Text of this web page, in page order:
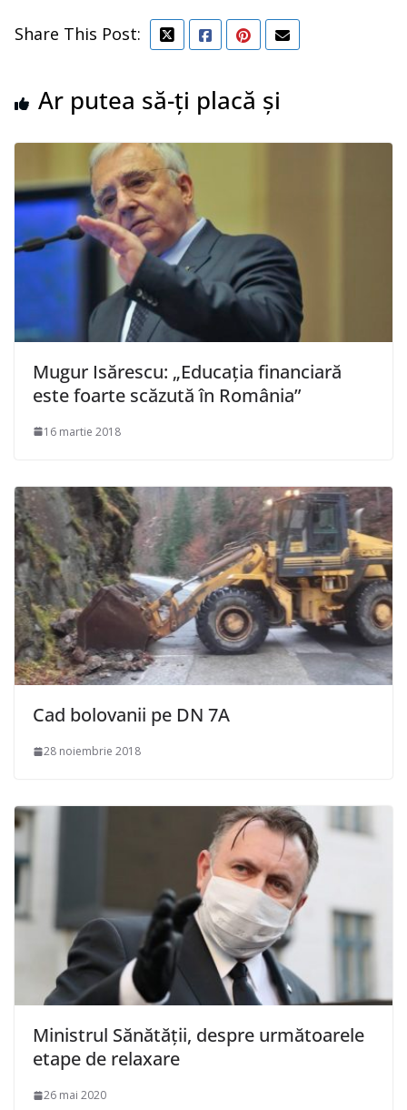
Share This Post:
Ar putea să-ți placă și
Mugur Isărescu: „Educaţia financiară
este foarte scăzută în România”
16 martie 2018
Cad bolovanii pe DN 7A
28 noiembrie 2018
Ministrul Sănătății, despre următoarele
etape de relaxare
26 mai 2020